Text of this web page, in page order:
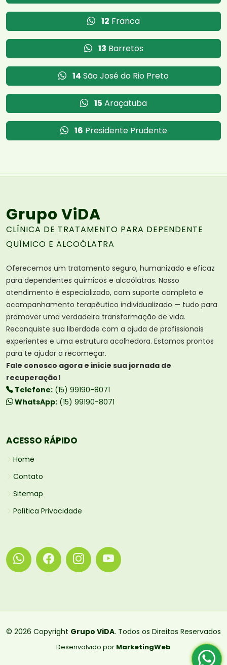
12 Franca
13 Barretos
14 São José do Rio Preto
15 Araçatuba
16 Presidente Prudente
Grupo ViDA
CLÍNICA DE TRATAMENTO PARA DEPENDENTE
QUÍMICO E ALCOÓLATRA
Oferecemos um tratamento seguro, humanizado e eficaz
para dependentes químicos e alcoólatras. Nosso
atendimento é especializado, com suporte completo e
acompanhamento terapêutico individualizado — tudo para
promover uma verdadeira transformação de vida.
Reconquiste sua liberdade com a ajuda de profissionais
experientes e uma estrutura acolhedora. Estamos prontos
para te ajudar a recomeçar.
Fale conosco agora e inicie sua jornada de
recuperação!
Telefone: (15) 99190-8071
WhatsApp: (15) 99190-8071
ACESSO RÁPIDO
Home
Contato
Sitemap
Política Privacidade
© 2026 Copyright Grupo ViDA. Todos os Direitos Reservados
Desenvolvido por MarketingWeb